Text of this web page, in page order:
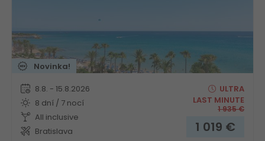
Novinka!
8.8. - 15.8.2026
8 dní / 7 nocí
All inclusive
Bratislava
ULTRA
LAST MINUTE
1 935€
1 019 €